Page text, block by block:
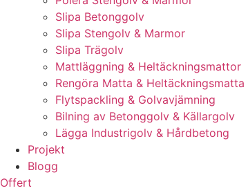
Slipa Betonggolv
Slipa Stengolv & Marmor
Slipa Trägolv
Mattläggning & Heltäckningsmattor
Rengöra Matta & Heltäckningsmatta
Flytspackling & Golvavjämning
Bilning av Betonggolv & Källargolv
Lägga Industrigolv & Hårdbetong
Projekt
Blogg
Offert